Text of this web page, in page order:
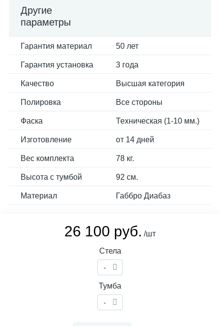
Другие
параметры
Гарантия материал 50 лет
Гарантия установка 3 года
Качество Высшая категория
Полировка Все стороны
Фаска Техническая (1-10 мм.)
Изготовление от 14 дней
Вес комплекта 78 кг.
Высота с тумбой 92 см.
Материал Габбро Диабаз
26 100 руб. /шт
Стела
-
Тумба
-